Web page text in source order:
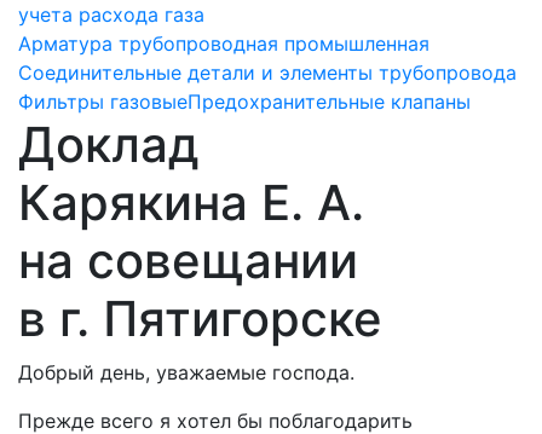
учета расхода газа
Арматура трубопроводная промышленная
Соединительные детали и элементы трубопровода
Фильтры газовыеПредохранительные клапаны
Доклад
Карякина Е. А.
на совещании
в г. Пятигорске
Добрый день, уважаемые господа.
Прежде всего я хотел бы поблагодарить